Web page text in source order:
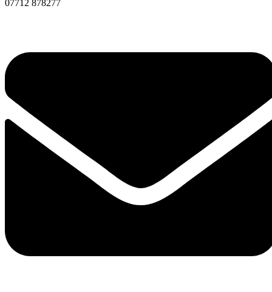
07712 878277